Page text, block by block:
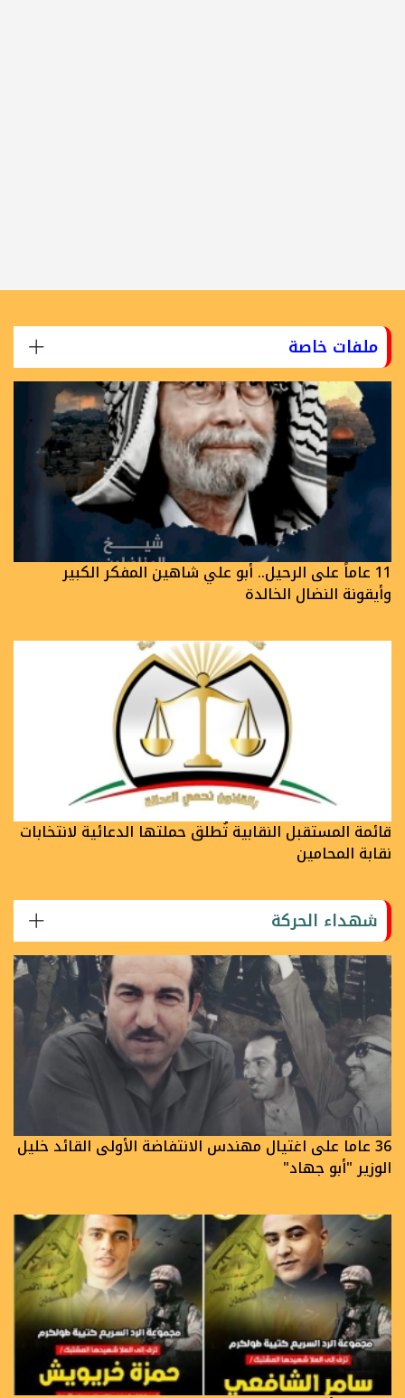
ملفات خاصة
11 عاماً على الرحيل.. أبو علي شاهين المفكر الكبير
وأيقونة النضال الخالدة
قائمة المستقبل النقابية تُطلق حملتها الدعائية لانتخابات
نقابة المحامين
شهداء الحركة
36 عاما على اغتيال مهندس الانتفاضة الأولى القائد خليل
الوزير "أبو جهاد"